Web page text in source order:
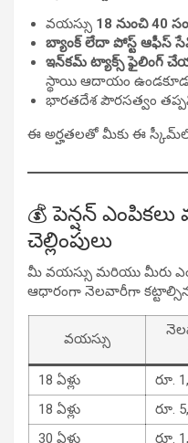
వయస్సు 18 నుంచి 40
బ్యాంక్ లేదా పోస్ట్ ఆఫీస్
ఇన్‌కమ్ ట్యాక్స్ ఫైలింగ్
స్థాయి ఆదాయం
భారతదేశ పౌరసత్వం
ఈ అర్హతలతో మీకు ఈ స్కీమ్‌లో
💰 పెన్షన్
చెల్లింపులు
మీ వయస్సు మరియు మీరు
ఆధారంగా నెలవారీగా
వయస్సు
18 ఏళ్లు
రూ.
18 ఏళ్లు
రూ.
30 ఏళ్లు
రూ.